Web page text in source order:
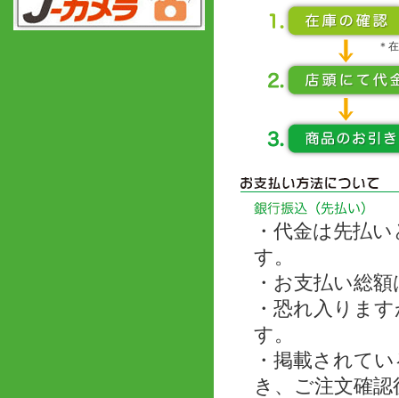
＊
・代金は先払
す。
・お支払い総
・恐れ入りま
す。
・掲載されて
き、ご注文確認